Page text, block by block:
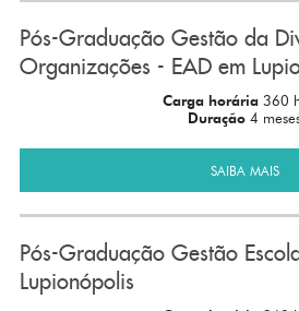
Pós-Graduação Gestão da
Organizações - EAD em
Carga horária 360
Duração 4
SAIBA MAIS
Pós-Graduação Gestão
Lupionópolis